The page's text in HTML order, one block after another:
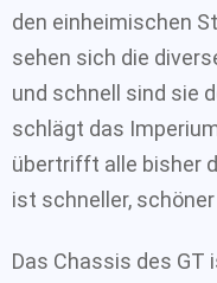
den einheimischen
sehen sich die
und schnell sind sie
schlägt das
übertrifft alle bisher
ist schneller,
Das Chassis des GT